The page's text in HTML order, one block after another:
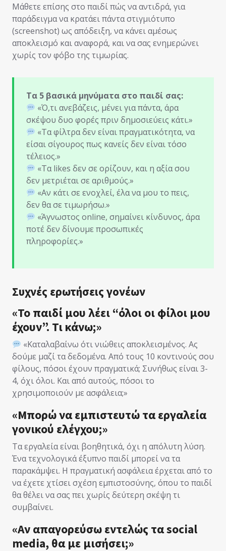
Μάθετε επίσης στο παιδί πώς να αντιδρά, για
παράδειγμα να κρατάει πάντα στιγμιότυπο
(screenshot) ως απόδειξη, να κάνει αμέσως
αποκλεισμό και αναφορά, και να σας ενημερώνει
χωρίς τον φόβο της τιμωρίας.
Τα 5 βασικά μηνύματα στο παιδί σας:
«Ό,τι ανεβάζεις, μένει για πάντα, άρα
σκέψου δυο φορές πριν δημοσιεύεις κάτι.»
«Τα φίλτρα δεν είναι πραγματικότητα, να
είσαι σίγουρος πως κανείς δεν είναι τόσο
τέλειος.»
«Τα likes δεν σε ορίζουν, και η αξία σου
δεν μετριέται σε αριθμούς.»
«Αν κάτι σε ενοχλεί, έλα να μου το πεις,
δεν θα σε τιμωρήσω.»
«Άγνωστος online, σημαίνει κίνδυνος, άρα
ποτέ δεν δίνουμε προσωπικές
πληροφορίες.»
Συχνές ερωτήσεις γονέων
«Το παιδί μου λέει “όλοι οι φίλοι μου
έχουν”. Τι κάνω;»
«Καταλαβαίνω ότι νιώθεις αποκλεισμένος. Ας
δούμε μαζί τα δεδομένα. Από τους 10 κοντινούς σου
φίλους, πόσοι έχουν πραγματικά; Συνήθως είναι 3-
4, όχι όλοι. Και από αυτούς, πόσοι το
χρησιμοποιούν με ασφάλεια;»
«Μπορώ να εμπιστευτώ τα εργαλεία
γονικού ελέγχου;»
Τα εργαλεία είναι βοηθητικά, όχι η απόλυτη λύση.
Ένα τεχνολογικά έξυπνο παιδί μπορεί να τα
παρακάμψει. Η πραγματική ασφάλεια έρχεται από το
να έχετε χτίσει σχέση εμπιστοσύνης, όπου το παιδί
θα θέλει να σας πει χωρίς δεύτερη σκέψη τι
συμβαίνει.
«Αν απαγορεύσω εντελώς τα social
media, θα με μισήσει;»